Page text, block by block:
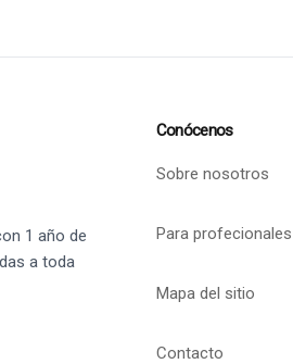
1 año de
a toda
Conócenos
Sobre nosotros
Para profecionales
Mapa del sitio
Contacto